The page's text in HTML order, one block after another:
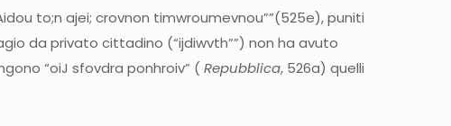
to;n ajei; crovnon timwroumevnou””(525e), puniti
da privato cittadino (“ijdiwvth””) non ha avuto
“oiJ sfovdra ponhroiv” (Repubblica, 526a) quelli